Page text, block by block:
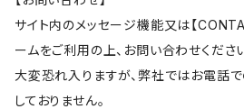
サイト内のメッセージ機能又は【
ームをご利用の上、お問い合わせください
大変恐れ入りますが、弊社ではお電話
しておりません。